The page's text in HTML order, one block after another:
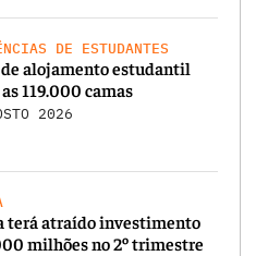
DE ESTUDANTES
alojamento estudantil
119.000 camas
2026
terá atraído investimento
milhões no 2º trimestre